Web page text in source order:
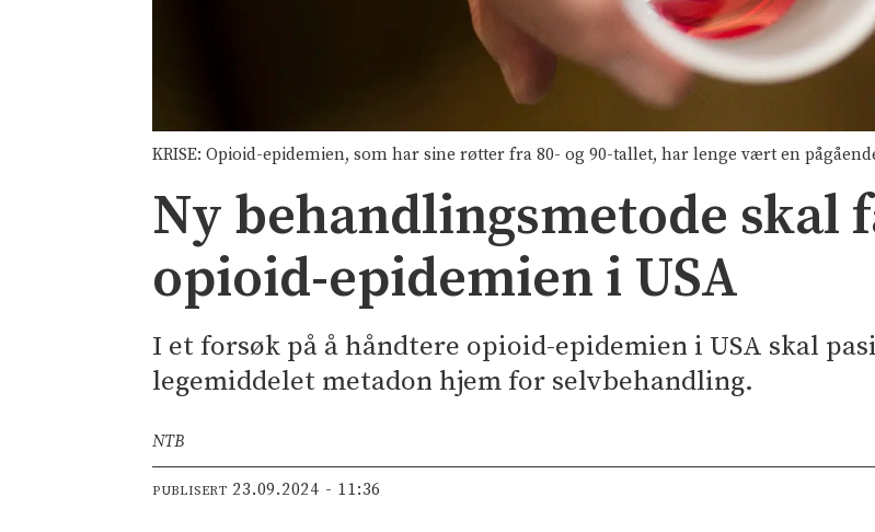
KRISE: Opioid-epidemien, som har sine røtter fra 80- og 90-tallet, har lenge vært en
Ny behandlingsmetode skal
opioid-epidemien i USA
I et forsøk på å håndtere opioid-epidemien i USA skal
legemiddelet metadon hjem for selvbehandling.
NTB
PUBLISERT 23.09.2024 - 11:36